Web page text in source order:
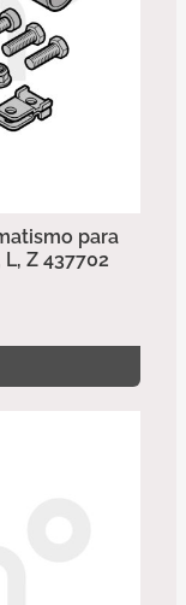
para
Z 437702